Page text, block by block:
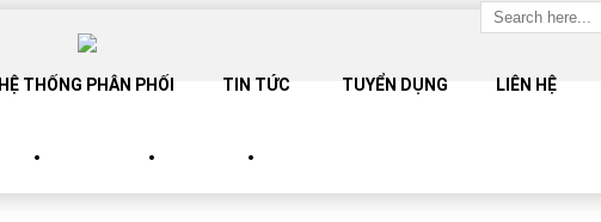
HỆ THỐNG PHÂN PHỐI TIN TỨC TUYỂN DỤNG LIÊN HỆ